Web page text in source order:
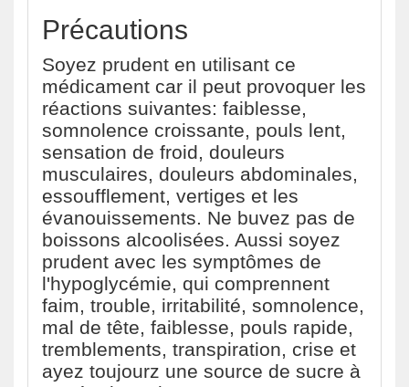
Précautions
Soyez prudent en utilisant ce
médicament car il peut provoquer les
réactions suivantes: faiblesse,
somnolence croissante, pouls lent,
sensation de froid, douleurs
musculaires, douleurs abdominales,
essoufflement, vertiges et les
évanouissements. Ne buvez pas de
boissons alcoolisées. Aussi soyez
prudent avec les symptômes de
l'hypoglycémie, qui comprennent
faim, trouble, irritabilité, somnolence,
mal de tête, faiblesse, pouls rapide,
tremblements, transpiration, crise et
ayez toujourz une source de sucre à